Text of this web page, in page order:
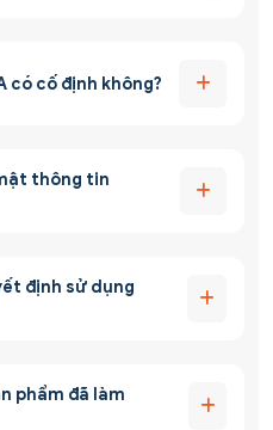
có cố định không?
thông tin
định sử dụng
phẩm đã làm